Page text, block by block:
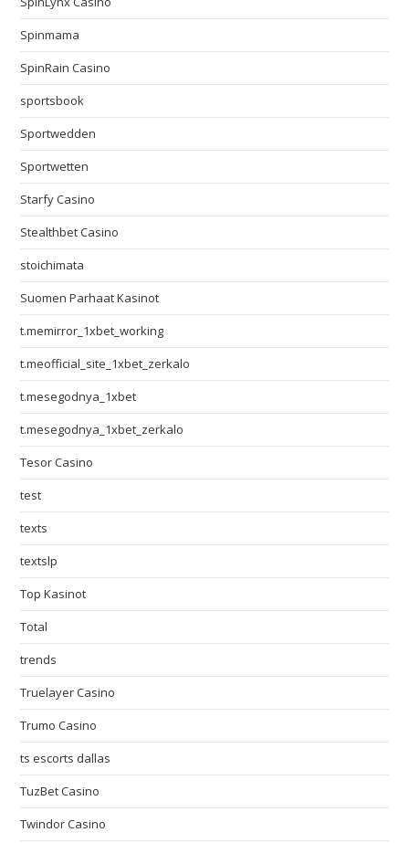
Spinmama
SpinRain Casino
sportsbook
Sportwedden
Sportwetten
Starfy Casino
Stealthbet Casino
stoichimata
Suomen Parhaat Kasinot
t.memirror_1xbet_working
t.meofficial_site_1xbet_zerkalo
t.mesegodnya_1xbet
t.mesegodnya_1xbet_zerkalo
Tesor Casino
test
texts
textslp
Top Kasinot
Total
trends
Truelayer Casino
Trumo Casino
ts escorts dallas
TuzBet Casino
Twindor Casino